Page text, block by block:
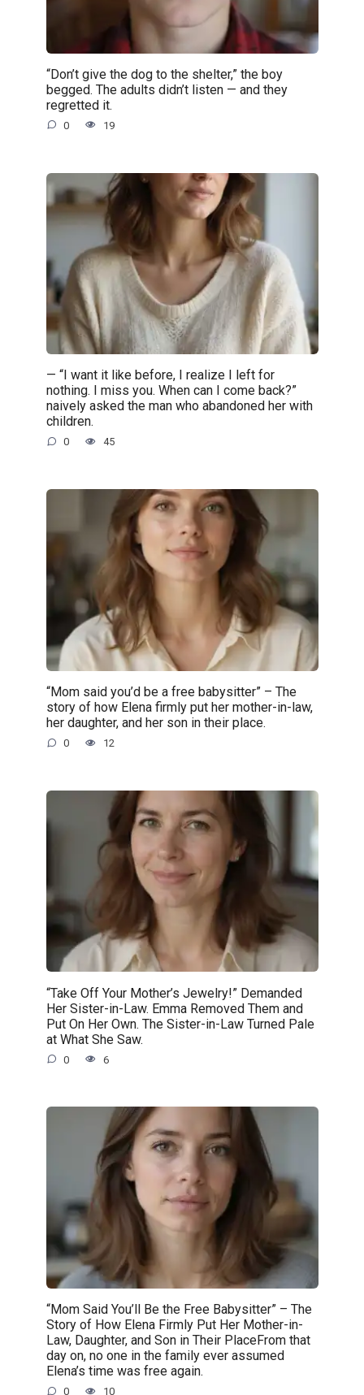
“Don’t give the dog to the shelter,” the boy
begged. The adults didn’t listen — and they
regretted it.
0 19
— “I want it like before, I realize I left for
nothing. I miss you. When can I come back?”
naively asked the man who abandoned her with
children.
0 45
“Mom said you’d be a free babysitter” – The
story of how Elena firmly put her mother-in-law,
her daughter, and her son in their place.
0 12
“Take Off Your Mother’s Jewelry!” Demanded
Her Sister-in-Law. Emma Removed Them and
Put On Her Own. The Sister-in-Law Turned Pale
at What She Saw.
0 6
“Mom Said You’ll Be the Free Babysitter” – The
Story of How Elena Firmly Put Her Mother-in-
Law, Daughter, and Son in Their PlaceFrom that
day on, no one in the family ever assumed
Elena’s time was free again.
0 10